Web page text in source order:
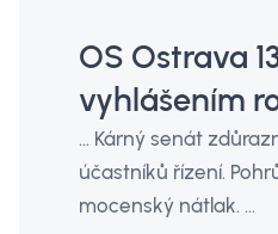
OS Ostrava
vyhlášením
… Kárný senát
účastníků řízení.
mocenský nátlak. …